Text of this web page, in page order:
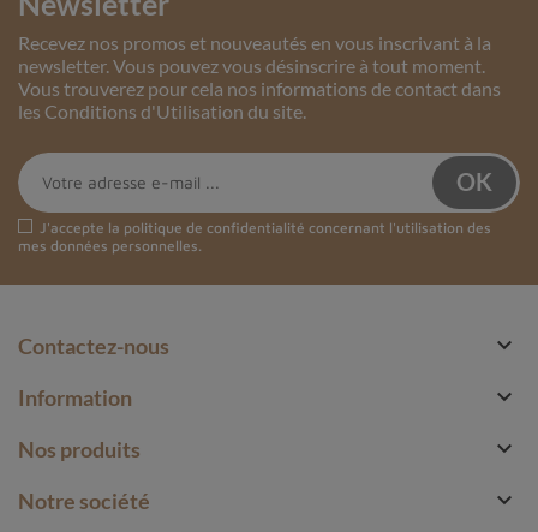
Recevez nos promos et nouveautés en vous inscrivant à la
newsletter. Vous pouvez vous désinscrire à tout moment.
Vous trouverez pour cela nos informations de contact dans
les Conditions d'Utilisation du site.
J'accepte la politique de confidentialité concernant l'utilisation des
mes données personnelles.
Contactez-nous 
Information 
Nos produits 
Notre société 